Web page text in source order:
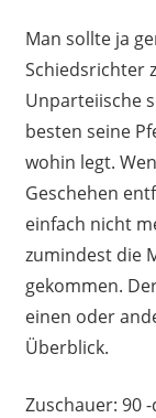
Man sollte ja
Schiedsrichter
Unparteiische
besten seine
wohin legt.
Geschehen
einfach nicht
zumindest die
gekommen.
einen oder
Überblick.
Zuschauer: 90